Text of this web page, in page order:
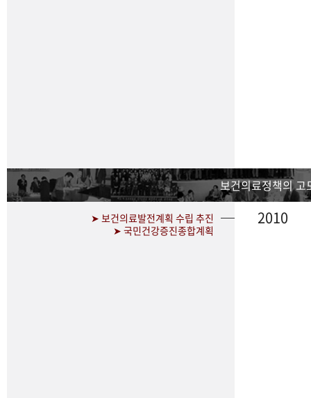
보건의료정책의 고
➤ 보건의료발전계획 수립 추진
➤ 국민건강증진종합계획
2010